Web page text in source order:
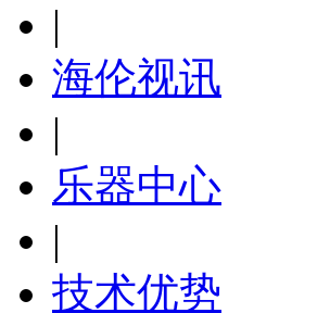
|
海伦视讯
|
乐器中心
|
技术优势